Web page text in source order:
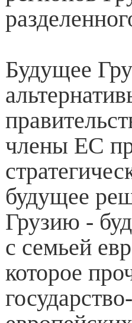
Будущее
члены ЕС
будущее
Грузию -
с семьей
которое